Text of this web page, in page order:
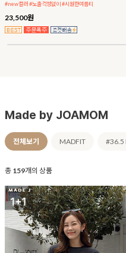
#new컬러 #노출걱정없이 #시원한여름티
23,500원
Made by JOAMOM
전체보기 MADFIT #36.5
총 159개의 상품